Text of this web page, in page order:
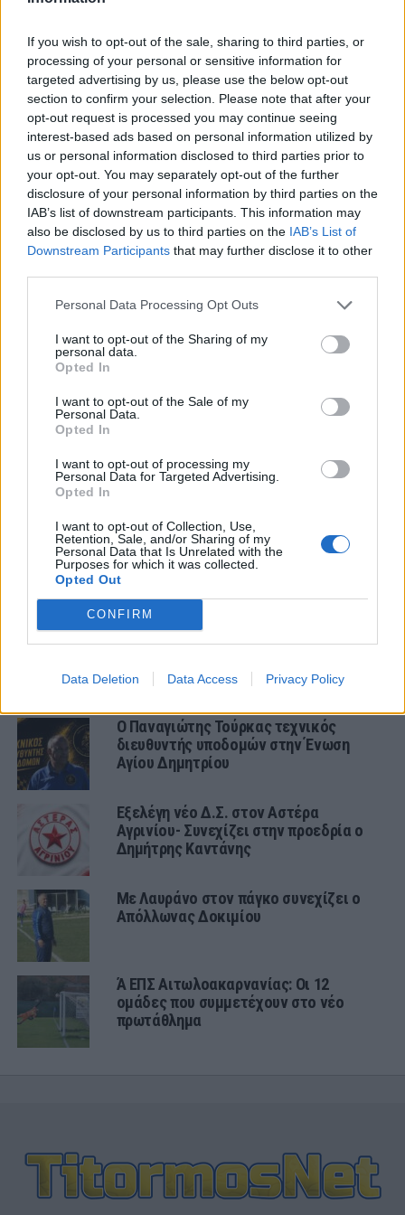
If you wish to opt-out of the sale, sharing to third parties, or
processing of your personal or sensitive information for
targeted advertising by us, please use the below opt-out
section to confirm your selection. Please note that after your
opt-out request is processed you may continue seeing
interest-based ads based on personal information utilized by
us or personal information disclosed to third parties prior to
your opt-out. You may separately opt-out of the further
disclosure of your personal information by third parties on the
IAB’s list of downstream participants. This information may
also be disclosed by us to third parties on the IAB’s List of
Downstream Participants that may further disclose it to other
Personal Data Processing Opt Outs
I want to opt-out of the Sharing of my
personal data.
Opted In
I want to opt-out of the Sale of my
Personal Data.
Opted In
I want to opt-out of processing my
Personal Data for Targeted Advertising.
Opted In
I want to opt-out of Collection, Use,
Retention, Sale, and/or Sharing of my
Personal Data that Is Unrelated with the
Purposes for which it was collected.
Opted Out
CONFIRM
Data Deletion Data Access Privacy Policy
Το εν λόγω έργο, ύψους 1.200.000 ευρώ από το
Πρόγραμμα Φιλόδημος ΙΙ προβλέπει την πλήρη
ανακατασκευή του βοηθητικού γηπέδου
ποδοσφαίρου στο ΔΑΚ Αγρινίου καθώς και τον
εκσυγχρονισμό του ηλεκτροφωτισμού στα
γήπεδα Αγ. Ιωάννη Ρηγανά και Παπαδατών.
Σημειωτέον ότι προ διαστήματοςέγινε
γνωστόότι στο Πρόγραμμα Δημοσίων
ΣΧΟΛΙΑΣΤΕ
ΤΕΛΕΥΤΑΙΑ ΝΕΑ
Θλίψη για τον θάνατο του παλαίμαχου
του Παναιτωλικού, Κώστα
Καμποσιώρα
Ήττα στο φινάλε στη Λιβαδειά
ΤΟΠΙΚΑ
Ο Παναγιώτης Τούρκας τεχνικός
διευθυντής υποδομών στην Ένωση
Αγίου Δημητρίου
Εξελέγη νέο Δ.Σ. στον Αστέρα
Αγρινίου- Συνεχίζει στην προεδρία ο
Δημήτρης Καντάνης
Με Λαυράνο στον πάγκο συνεχίζει ο
Απόλλωνας Δοκιμίου
Ά ΕΠΣ Αιτωλοακαρνανίας: Οι 12
ομάδες που συμμετέχουν στο νέο
πρωτάθλημα